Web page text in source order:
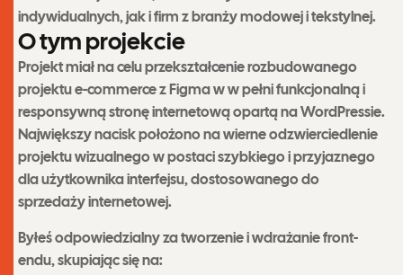
indywidualnych, jak i firm z branży modowej i tekstylnej.
Otymprojekcie
Projekt miał na celu przekształcenie rozbudowanego
projektu e-commerce z Figma w w pełni funkcjonalną i
responsywną stronę internetową opartą na WordPressie.
Największy nacisk położono na wierne odzwierciedlenie
projektu wizualnego w postaci szybkiego i przyjaznego
dla użytkownika interfejsu, dostosowanego do
sprzedaży internetowej.
Byłeś odpowiedzialny za tworzenie i wdrażanie front-
endu, skupiając się na: